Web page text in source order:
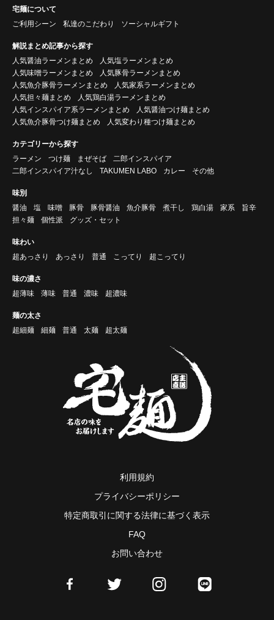
宅麺について
ご利用シーン
私達のこだわり ソーシャルギフト
解説まとめ記事から探す
人気醤油ラーメンまとめ
人気塩ラーメンまとめ
人気味噌ラーメンまとめ
人気豚骨ラーメンまとめ
人気魚介豚骨ラーメンまとめ
人気家系ラーメンまとめ
人気担々麺まとめ
人気鶏白湯ラーメンまとめ
人気インスパイア系ラーメンまとめ
人気醤油つけ麺まとめ
人気魚介豚骨つけ麺まとめ
人気変わり種つけ麺まとめ
カテゴリーから探す
ラーメン
つけ麺 まぜそば
二郎インスパイア
二郎インスパイア汁なし
TAKUMEN LABO カレー その他
味別
醤油
塩 味噌 豚骨 豚骨醤油 魚介豚骨 煮干し 鶏白湯 家系
旨辛
担々麺
個性派 グッズ・セット
味わい
超あっさり
あっさり 普通 こってり 超こってり
味の濃さ
超薄味
薄味 普通 濃味 超濃味
麺の太さ
超細麺
細麺 普通 太麺 超太麺
利用規約
プライバシーポリシー
特定商取引に関する法律に基づく表示
FAQ
お問い合わせ